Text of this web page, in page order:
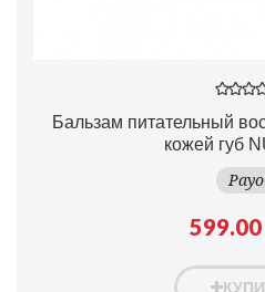
Бальзам питательный
кожей губ
599.00